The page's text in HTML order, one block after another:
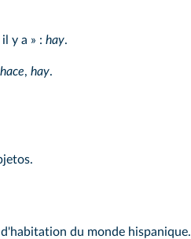
y a » : hay.
hace, hay.
du monde hispanique.